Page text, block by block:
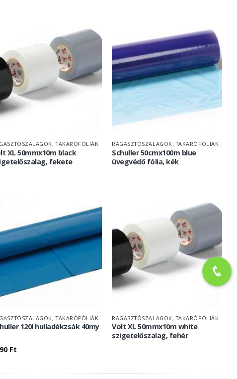
TAKARÓFÓLIÁK
XL 50mmx10m black
fekete
RAGASZTÓSZALAGOK, TAKARÓFÓLIÁK
Schuller 50cmx100m blue
üvegvédő fólia, kék
TAKARÓFÓLIÁK
120l hulladékzsák 40my
Ft
RAGASZTÓSZALAGOK, TAKARÓFÓLIÁK
Volt XL 50mmx10m white
szigetelőszalag, fehér